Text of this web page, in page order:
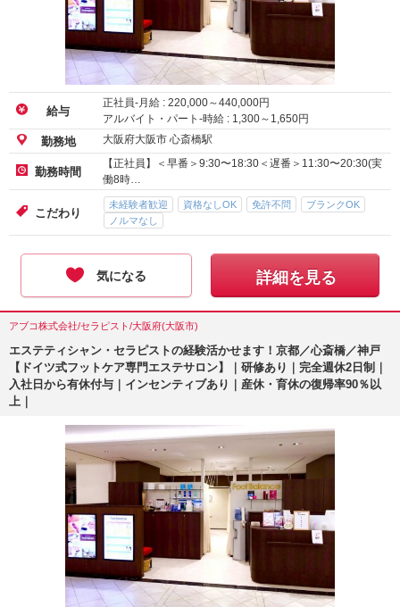
給与
正社員-月給 : 220,000～440,000円
アルバイト・パート-時給 : 1,300～ 1,650円
勤務地 大阪府大阪市 心斎橋駅
勤務時間
【正社員】＜早番＞9:30〜18:30＜遅番＞11:30〜20:30(実
働8時…
こだわり
未経験者歓迎 資格なしOK 免許不問
ブランクOK
ノルマなし
気になる 詳細を見る
アブコ株式会社/セラピスト/大阪府(大阪市)
エステティシャン・セラピストの経験活かせます！京都／心斎橋／神戸
【ドイツ式フットケア専門エステサロン】｜研修あり｜完全週休2日制｜
入社日から有休付与｜インセンティブあり｜産休・育休の復帰率90％以
上｜